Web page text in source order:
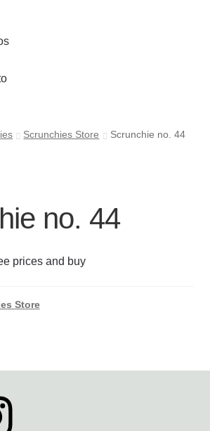
Scrunchies Store Scrunchie no. 44
no. 44
prices and buy
Store